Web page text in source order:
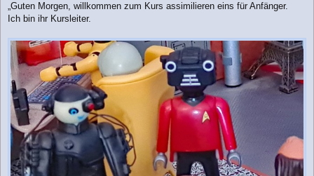
i
t
a
g
„Guten Morgen, willkommen zum Kurs assimilieren eins für Anfänger.
Ich bin ihr Kursleiter.